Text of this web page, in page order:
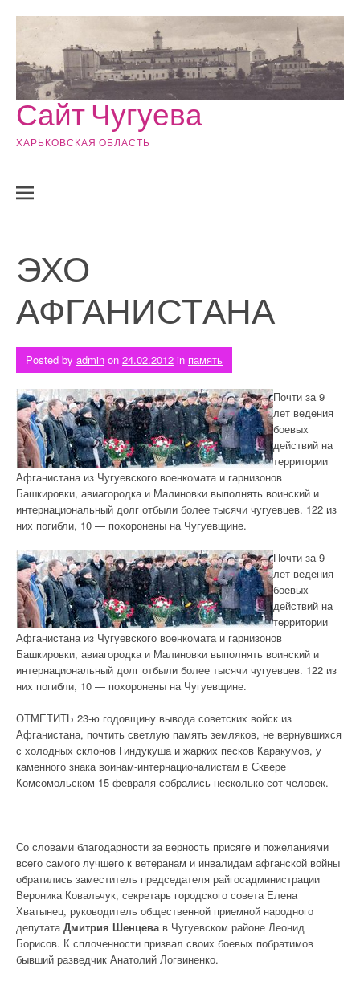
Сайт Чугуева
ХАРЬКОВСКАЯ ОБЛАСТЬ
ЭХО
АФГАНИСТАНА
Posted by admin on 24.02.2012 in память
Почти за 9
лет ведения
боевых
действий на
территории
Афганистана из Чугуевского военкомата и гарнизонов
Башкировки, авиагородка и Малиновки выполнять воинский и
интернациональный долг отбыли более тысячи чугуевцев. 122 из
них погибли, 10 — похоронены на Чугуевщине.
Почти за 9
лет ведения
боевых
действий на
территории
Афганистана из Чугуевского военкомата и гарнизонов
Башкировки, авиагородка и Малиновки выполнять воинский и
интернациональный долг отбыли более тысячи чугуевцев. 122 из
них погибли, 10 — похоронены на Чугуевщине.
ОТМЕТИТЬ 23-ю годовщину вывода советских войск из
Афганистана, почтить светлую память земляков, не вернувшихся
с холодных склонов Гиндукуша и жарких песков Каракумов, у
каменного знака воинам-интернационалистам в Сквере
Комсомольском 15 февраля собрались несколько сот человек.
Со словами благодарности за верность присяге и пожеланиями
всего самого лучшего к ветеранам и инвалидам афганской войны
обратились заместитель председателя райгосадминистрации
Вероника Ковальчук, секретарь городского совета Елена
Хватынец, руководитель общественной приемной народного
депутатаДмитрия Шенцевав Чугуевском районе Леонид
Борисов. К сплоченности призвал своих боевых побратимов
бывший разведчик Анатолий Логвиненко.